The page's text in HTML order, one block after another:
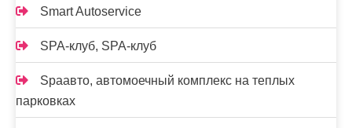
Smart Autoservice
SPA-клуб, SPA-клуб
Spaавто, автомоечный комплекс на теплых
парковках